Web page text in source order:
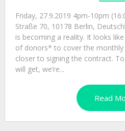
Friday, 27.9.2019 4pm-10pm
Straße 70, 10178 Berlin,
is becoming a reality. It looks
of donors* to cover the monthly
closer to signing the contract.
will get, we’re...
Read